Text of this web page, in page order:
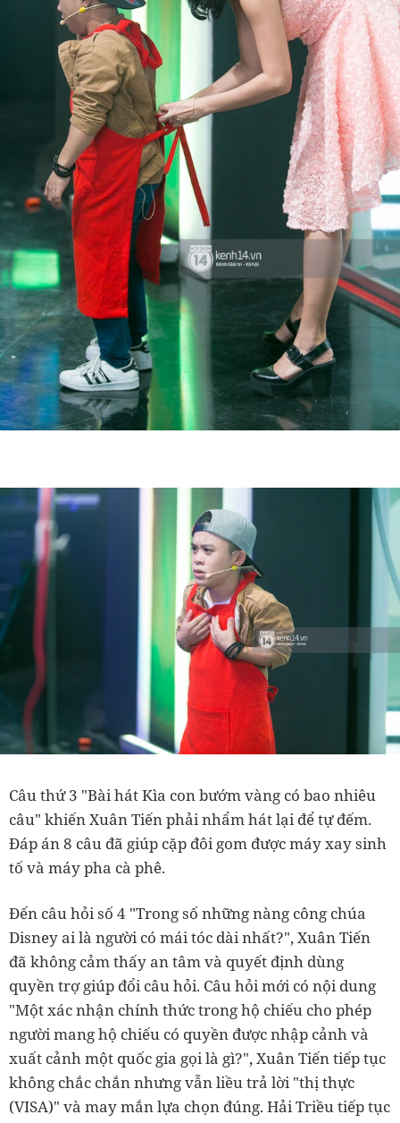
Câu thứ 3 "Bài hát Kìa con bướm vàng có bao nhiêu
câu" khiến Xuân Tiến phải nhẩm hát lại để tự đếm.
Đáp án 8 câu đã giúp cặp đôi gom được máy xay sinh
tố và máy pha cà phê.
Đến câu hỏi số 4 "Trong số những nàng công chúa
Disney ai là người có mái tóc dài nhất?", Xuân Tiến
đã không cảm thấy an tâm và quyết định dùng
quyền trợ giúp đổi câu hỏi. Câu hỏi mới có nội dung
"Một xác nhận chính thức trong hộ chiếu cho phép
người mang hộ chiếu có quyền được nhập cảnh và
xuất cảnh một quốc gia gọi là gì?", Xuân Tiến tiếp tục
không chắc chắn nhưng vẫn liều trả lời "thị thực
(VISA)" và may mắn lựa chọn đúng. Hải Triều tiếp tục